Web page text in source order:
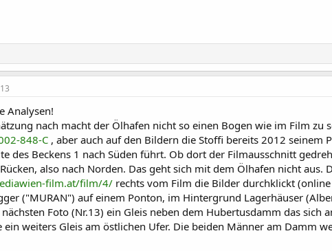
Analysen!
nach macht der Ölhafen nicht so einen Bogen wie im Film zu
848-C , aber auch auf den Bildern die Stoffi bereits 2012 seinem
des Beckens 1 nach Süden führt. Ob dort der Filmausschnitt
also nach Norden. Das geht sich mit dem Ölhafen nicht
film.at/film/4/ rechts vom Film die Bilder durchklickt
("MURAN") auf einem Ponton, im Hintergrund Lagerhäuser
Foto (Nr.13) ein Gleis neben dem Hubertusdamm das sich
ein weiters Gleis am östlichen Ufer. Die beiden Männer am Damm